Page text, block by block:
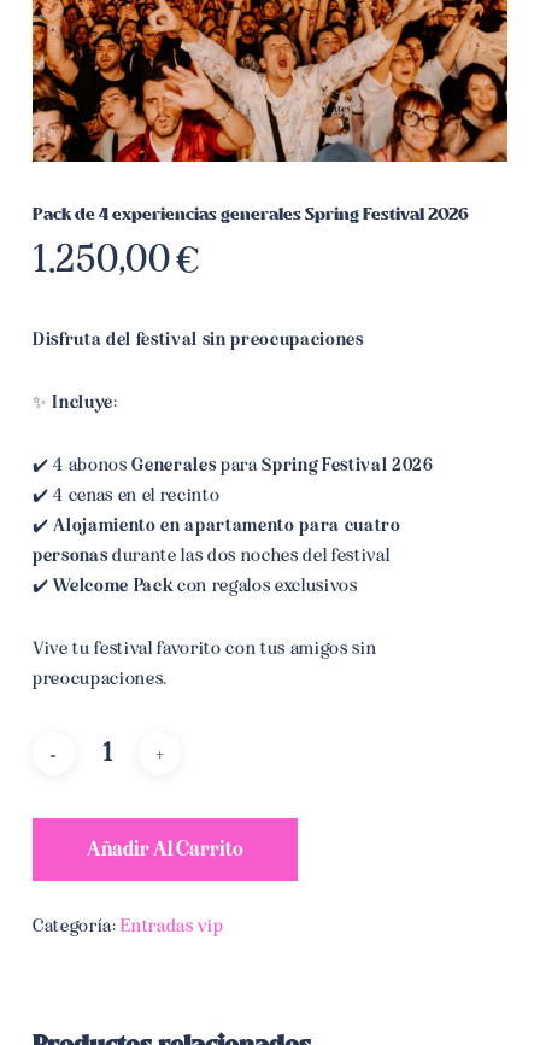
Pack de 4 experiencias generales Spring Festival 2026
1.250,00€
Disfruta del festival sin preocupaciones
✨Incluye:
✔️ 4 abonosGeneralesparaSpring Festival 2026
✔️ 4 cenas en el recinto
✔️Alojamiento en apartamento para cuatro
personasdurante las dos noches del festival
✔️Welcome Packcon regalos exclusivos
Vive tu festival favorito con tus amigos sin
preocupaciones.
Añadir Al Carrito
Categoría:Entradas vip